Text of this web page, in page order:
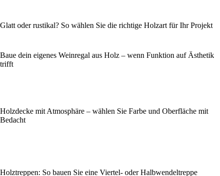
Glatt oder rustikal? So wählen Sie die richtige Holzart für Ihr Projekt
Baue dein eigenes Weinregal aus Holz – wenn Funktion auf Ästhetik
trifft
Holzdecke mit Atmosphäre – wählen Sie Farbe und Oberfläche mit
Bedacht
Holztreppen: So bauen Sie eine Viertel- oder Halbwendeltreppe